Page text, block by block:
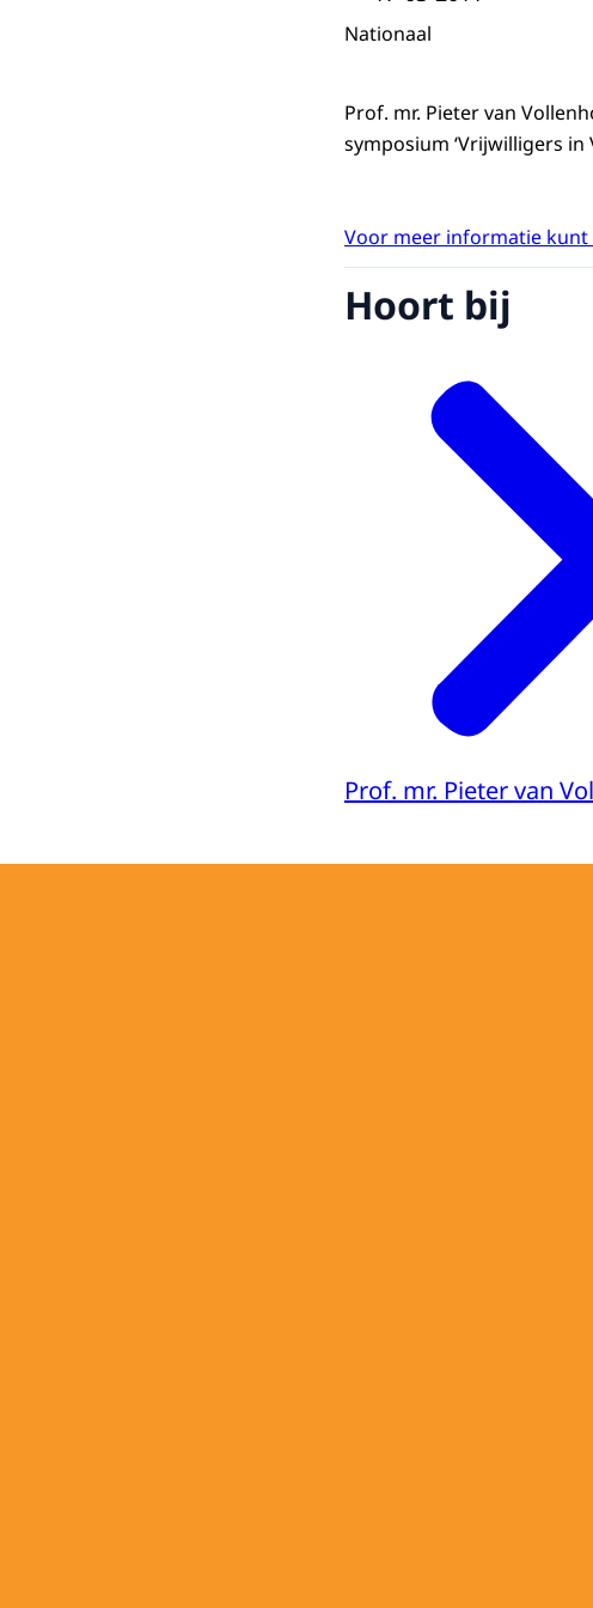
Nationaal
Prof. mr. Pieter van
symposium ‘Vrijwilligers in
Voor meer informatie
Hoort bij
Prof. mr. Pieter van